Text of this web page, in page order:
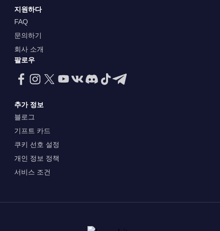
지원하다
FAQ
문의하기
회사 소개
팔로우
추가 정보
블로그
기프트 카드
쿠키 선호 설정
개인 정보 정책
서비스 조건